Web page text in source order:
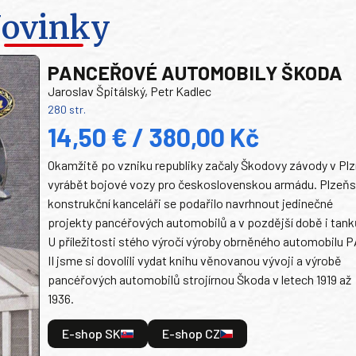
PANCEŘOVÉ AUTOMOBILY ŠKODA
Jaroslav Špitálský, Petr Kadlec
280 str.
14,50 € / 380,00 Kč
Okamžitě po vzniku republiky začaly Škodovy závody v
vyrábět bojové vozy pro československou armádu.
konstrukční kanceláři se podařilo navrhnout jedinečné
projekty pancéřových automobilů a v pozdější době i
U příležitosti stého výročí výroby obrněného automobilu
II jsme si dovolili vydat knihu věnovanou vývoji a výrobě
pancéřových automobilů strojírnou Škoda v letech 1919 až
1936.
E-shop SK E-shop CZ